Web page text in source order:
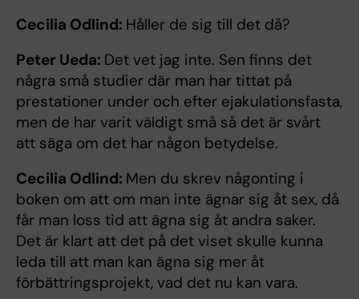
Cecilia Odlind: Håller de sig till det då?
Peter Ueda: Det vet jag inte. Sen finns det
några små studier där man har tittat på
prestationer under och efter ejakulationsfasta,
men de har varit väldigt små så det är svårt
att säga om det har någon betydelse.
Cecilia Odlind: Men du skrev någonting i
boken om att om man inte ägnar sig åt sex, då
får man loss tid att ägna sig åt andra saker.
Det är klart att det på det viset skulle kunna
leda till att man kan ägna sig mer åt
förbättringsprojekt, vad det nu kan vara.